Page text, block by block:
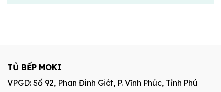
TỦ BẾP MOKI
VPGD: Số 92, Phan Đình Giót, P. Vĩnh Phúc, Tỉnh Phú